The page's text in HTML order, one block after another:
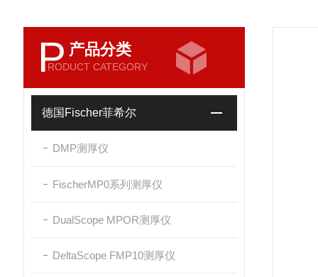
P 产品分类
RODUCT CATEGORY
德国Fischer菲希尔
DMP测厚仪
FischerMP0系列测厚仪
DualScope MPOR测厚仪
DeltaScope FMP10测厚仪